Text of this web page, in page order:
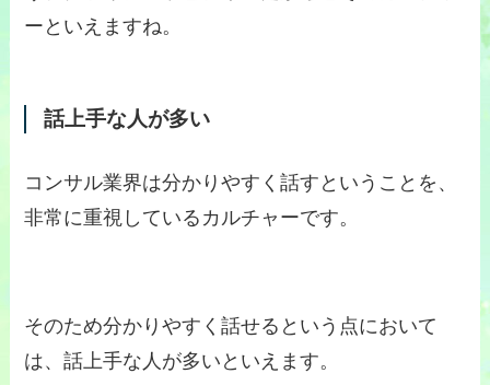
ーといえますね。
話上手な人が多い
コンサル業界は分かりやすく話すということを、
非常に重視しているカルチャーです。
そのため分かりやすく話せるという点において
は、話上手な人が多いといえます。